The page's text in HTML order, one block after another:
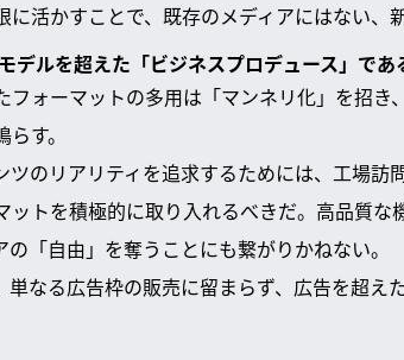
活かすことで、既存のメディアにはない、
デルを超えた「ビジネスプロデュース」であ
ォーマットの多用は「マンネリ化」を招き
す。
のリアリティを追求するためには、工場訪
ットを積極的に取り入れるべきだ。高品質
「自由」を奪うことにも繋がりかねない。
単なる広告枠の販売に留まらず、広告を超え